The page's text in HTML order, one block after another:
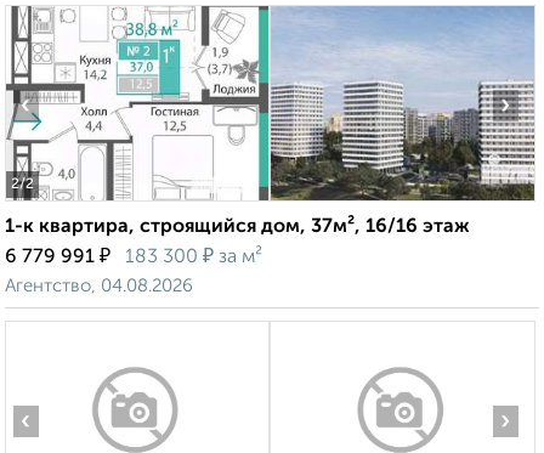
2/2
‹ ›
1-к квартира, строящийся дом, 37м², 16/16 этаж
6 779 991 ₽ 183 300 ₽ за м²
Агентство, 04.08.2026
‹ ›